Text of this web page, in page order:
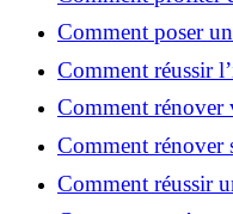
investir dans
Comment poser
rénovation : rôle et
Comment réussir
pour une maison
Comment rénover
votre espace de vie ?
Comment rénover
astuces ?
Comment réussir